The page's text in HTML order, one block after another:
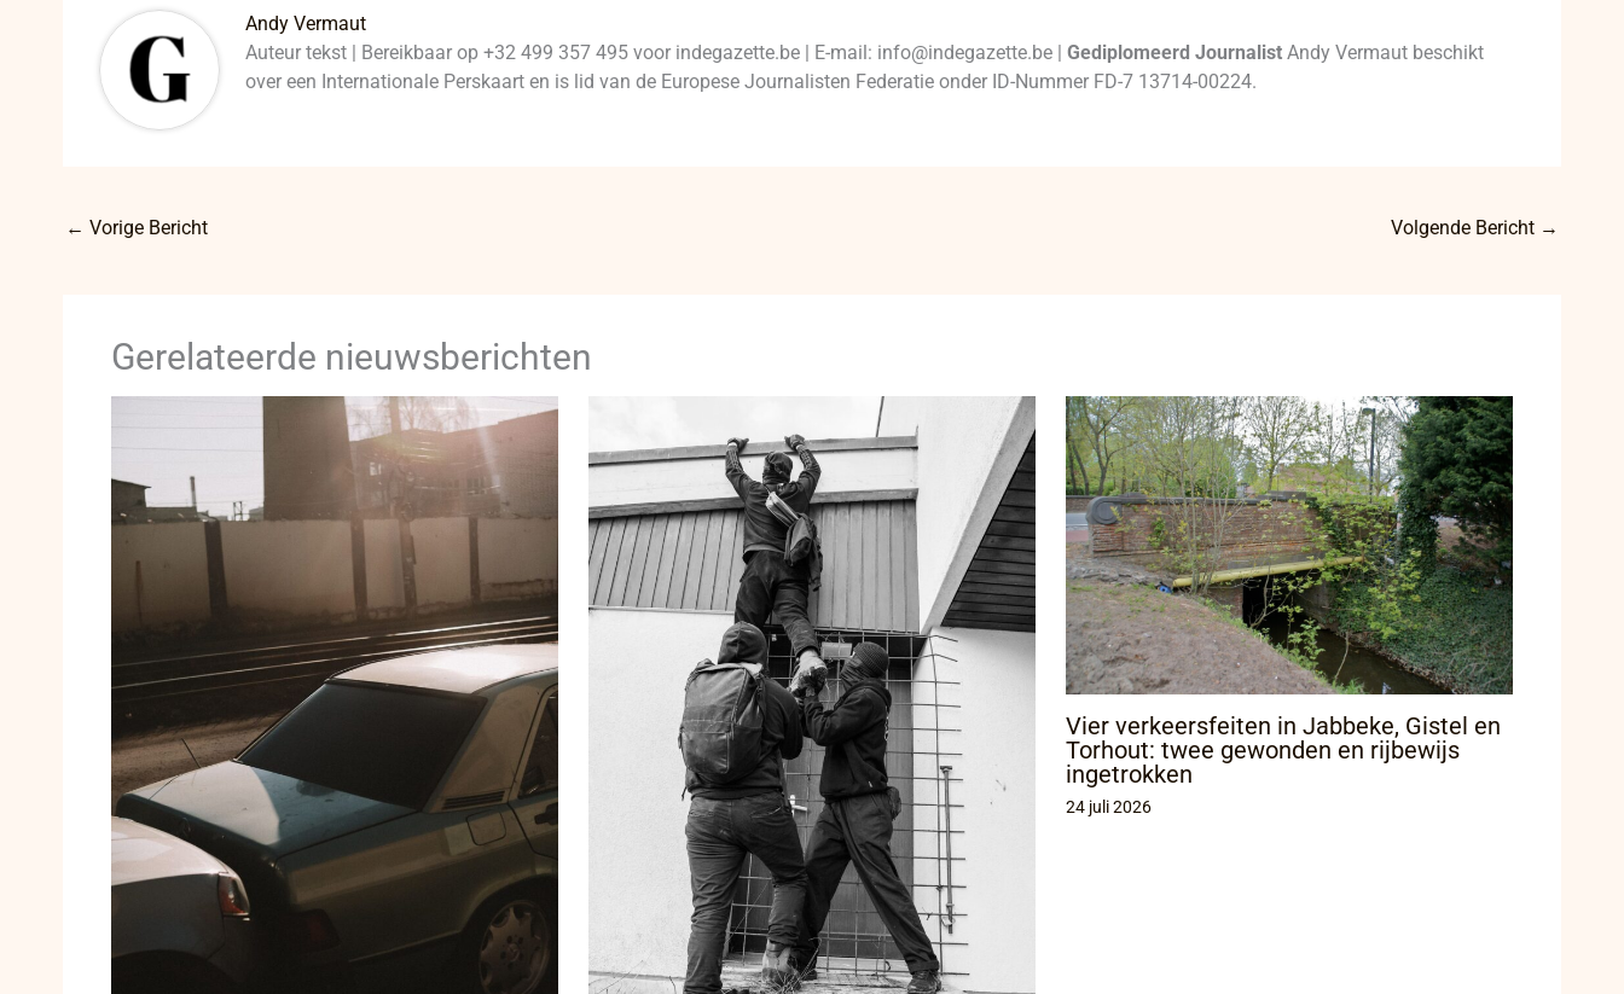
Andy Vermaut
Auteur tekst | Bereikbaar op +32 499 357 495 voor indegazette.be | E-mail: info@indegazette.be |Gediplomeerd Journalist Andy Vermaut beschikt
over een Internationale Perskaart en is lid van de Europese Journalisten Federatie onder ID-Nummer FD-7 13714-00224.
← Vorige Bericht Volgende Bericht →
Gerelateerde nieuwsberichten
Vier verkeersfeiten in Jabbeke, Gistel en
Torhout: twee gewonden en rijbewijs
ingetrokken
24 juli 2026